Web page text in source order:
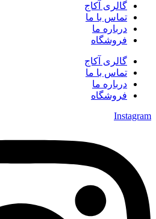
گالری آکاج
تماس با ما
درباره ما
فروشگاه
گالری آکاج
تماس با ما
درباره ما
فروشگاه
Instagram